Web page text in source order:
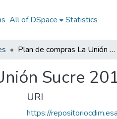
All of DSpace Statistics
Plan de compras La Unión Sucre 2012
Sucre
URI
https://